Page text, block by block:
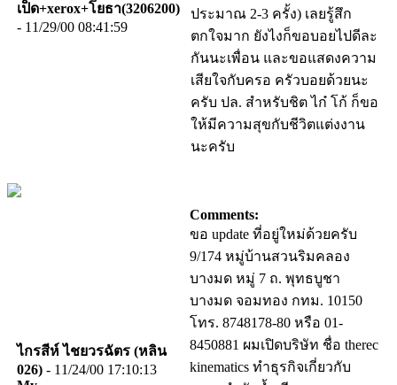
เป็ด+xerox+โยธา(3206200)
- 11/29/00 08:41:59
ประมาณ 2-3 ครั้ง) เลยรู้สึก
ตกใจมาก ยังไงก็ขอบอยไปดีละ
กันนะเพื่อน และขอแสดงความ
เสียใจกับครอ ครัวบอยด้วยนะ
ครับ ปล. สำหรับชิต ไก๋ โก้ ก็ขอ
ให้มีความสุขกับชีวิตแต่งงาน
นะครับ
ไกรสีห์ ไชยวรฉัตร (หลิน
026) - 11/24/00 17:10:13
Comments:
ขอ update ที่อยู่ใหม่ด้วยครับ
9/174 หมู่บ้านสวนริมคลอง
บางมด หมู่ 7 ถ. พุทธบูชา
บางมด จอมทอง กทม. 10150
โทร. 8748178-80 หรือ 01-
8450881 ผมเปิดบริษัท ชื่อ therec
kinematics ทำธุรกิจเกี่ยวกับ